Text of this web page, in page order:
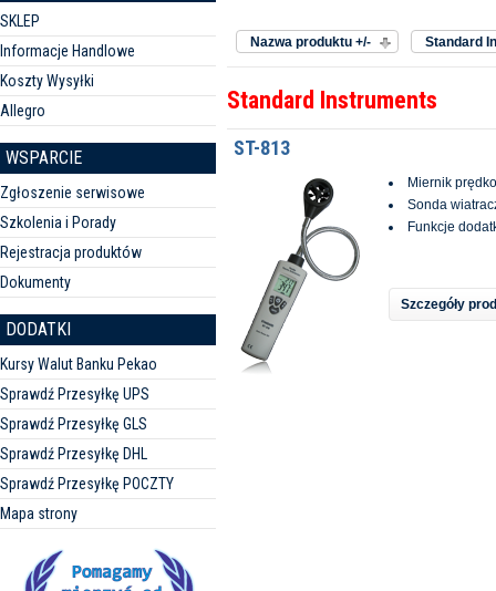
SKLEP
Informacje Handlowe
Koszty Wysyłki
Allegro
WSPARCIE
Zgłoszenie serwisowe
Szkolenia i Porady
Rejestracja produktów
Dokumenty
DODATKI
Kursy Walut Banku Pekao
Sprawdź Przesyłkę UPS
Sprawdź Przesyłkę GLS
Sprawdź Przesyłkę DHL
Sprawdź Przesyłkę POCZTY
Mapa strony
Nazwa produktu +/-
Standard
Standard Instruments
ST-813
Miernik
Sonda
Funkcje
Szczegóły